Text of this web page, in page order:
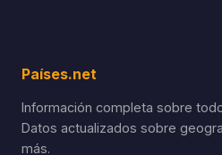
Países.net
Información completa sobre
Datos actualizados sobre
más.